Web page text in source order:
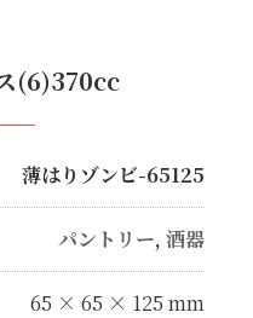
(6)370cc
薄はりゾンビ-65125
パントリー, 酒器
65 × 65 × 125 mm